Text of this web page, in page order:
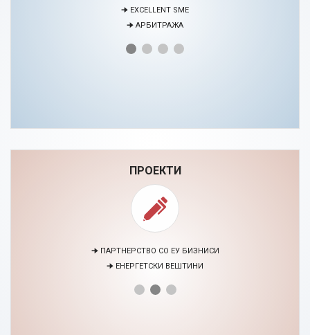
🠊 ПРОЕКТИ
🠊 ЦЕНТАР ЗА ЕДУКАЦИЈА И РАЗВОЈ НА ЧОВЕЧКИ РЕСУРСИ
ПРОЕКТИ
🠊 ПАРТНЕРСТВО СО ЕУ БИЗНИСИ
🠊 ЕНЕРГЕТСКИ ВЕШТИНИ